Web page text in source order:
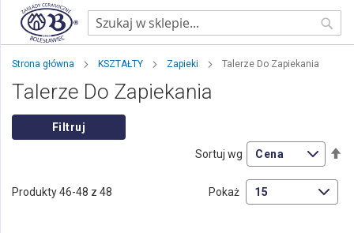
Strona główna KSZTAŁTY Zapieki Talerze Do Zapiekania
Talerze Do Zapiekania
Filtruj
Produkty46-48 z 48
Sortuj wg
Pokaż